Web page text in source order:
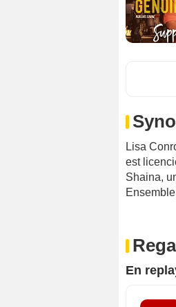
Lisa
est
Shaina,
En